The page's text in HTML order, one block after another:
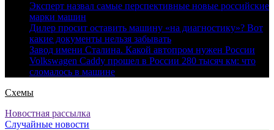
Эксперт назвал самые перспективные новые российские
марки машин
Дилер просит оставить машину «на диагностику»? Вот
какие документы нельзя забывать
Завод имени Сталина. Какой автопром нужен России
Volkswagen Caddy прошел в России 280 тысяч км: что
сломалось в машине
Схемы
Новостная рассылка
Случайные новости